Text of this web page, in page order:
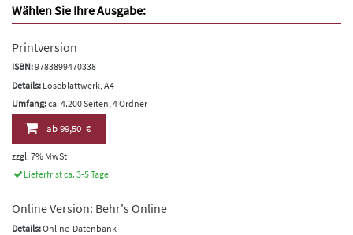
Wählen Sie Ihre Ausgabe:
Printversion
ISBN:9783899470338
Details: Loseblattwerk, A4
Umfang:ca. 4.200 Seiten, 4 Ordner
ab99,50 €
zzgl. 7% MwSt
Lieferfrist ca. 3-5 Tage
Online Version: Behr's Online
Details:Online-Datenbank